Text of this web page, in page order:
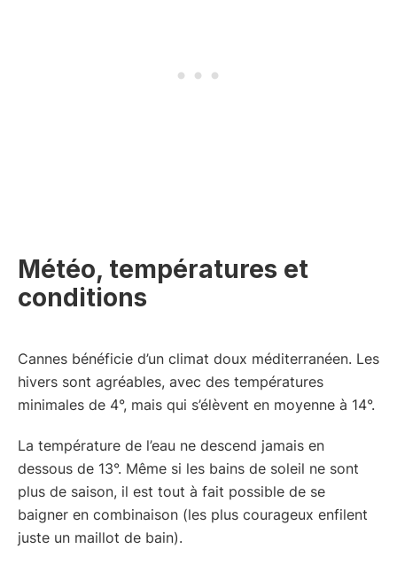
Météo, températures et
conditions
Cannes bénéficie d’un climat doux méditerranéen. Les
hivers sont agréables, avec des températures
minimales de 4°, mais qui s’élèvent en moyenne à 14°.
La température de l’eau ne descend jamais en
dessous de 13°. Même si les bains de soleil ne sont
plus de saison, il est tout à fait possible de se
baigner en combinaison (les plus courageux enfilent
juste un maillot de bain).